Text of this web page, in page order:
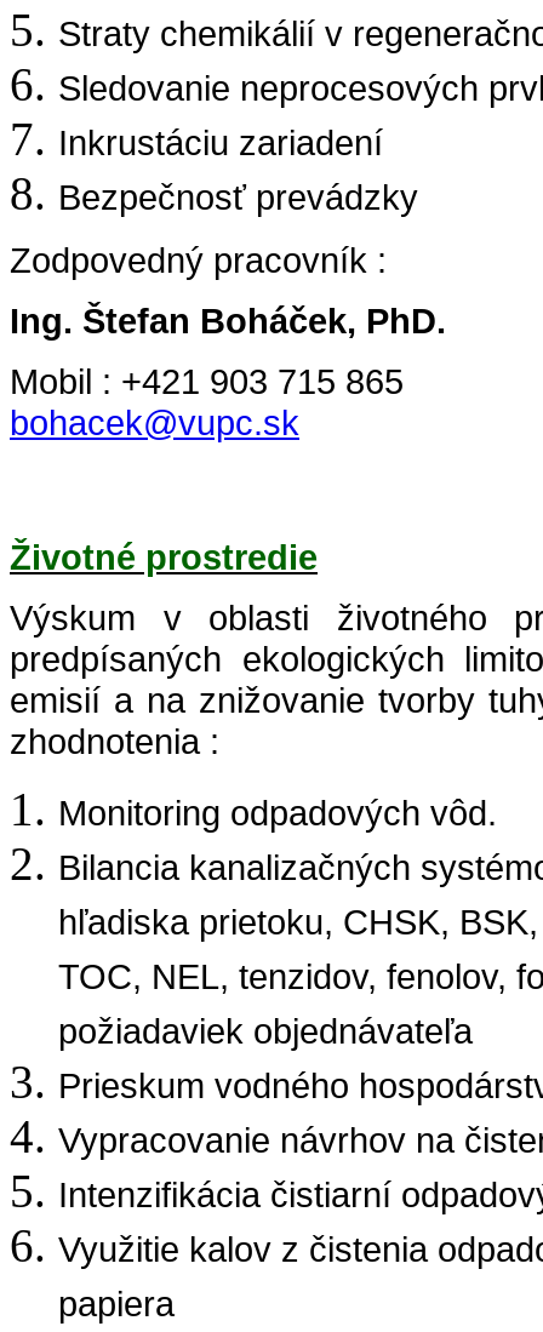
Straty chemikálií v
Sledovanie neprocesových
Inkrustáciu zariadení
Bezpečnosť prevádzky
Zodpovedný pracovník :
Ing. Štefan Boháček, PhD.
Mobil : +421 903 715 865
bohacek@vupc.sk
Životné prostredie
Výskum v oblasti životného
predpísaných ekologických
emisií a na znižovanie tvorby
zhodnotenia :
Monitoring odpadových vôd.
Bilancia kanalizačných
hľadiska prietoku, CHSK,
TOC, NEL, tenzidov, fenolov,
požiadaviek objednávateľa
Prieskum vodného
Vypracovanie návrhov na
Intenzifikácia čistiarní
Využitie kalov z čistenia
papiera